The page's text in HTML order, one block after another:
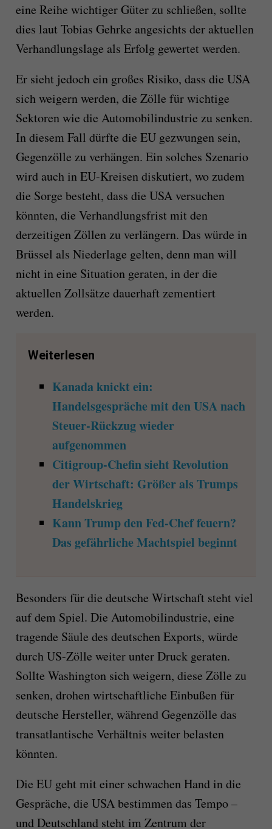
eine Reihe wichtiger Güter zu schließen, sollte
dies laut Tobias Gehrke angesichts der aktuellen
Verhandlungslage als Erfolg gewertet werden.
Er sieht jedoch ein großes Risiko, dass die USA
sich weigern werden, die Zölle für wichtige
Sektoren wie die Automobilindustrie zu senken.
In diesem Fall dürfte die EU gezwungen sein,
Gegenzölle zu verhängen. Ein solches Szenario
wird auch in EU-Kreisen diskutiert, wo zudem
die Sorge besteht, dass die USA versuchen
könnten, die Verhandlungsfrist mit den
derzeitigen Zöllen zu verlängern. Das würde in
Brüssel als Niederlage gelten, denn man will
nicht in eine Situation geraten, in der die
aktuellen Zollsätze dauerhaft zementiert
werden.
Weiterlesen
Kanada knickt ein:
Handelsgespräche mit den USA nach
Steuer-Rückzug wieder
aufgenommen
Citigroup-Chefin sieht Revolution
der Wirtschaft: Größer als Trumps
Handelskrieg
Kann Trump den Fed-Chef feuern?
Das gefährliche Machtspiel beginnt
Besonders für die deutsche Wirtschaft steht viel
auf dem Spiel. Die Automobilindustrie, eine
tragende Säule des deutschen Exports, würde
durch US-Zölle weiter unter Druck geraten.
Sollte Washington sich weigern, diese Zölle zu
senken, drohen wirtschaftliche Einbußen für
deutsche Hersteller, während Gegenzölle das
transatlantische Verhältnis weiter belasten
könnten.
Die EU geht mit einer schwachen Hand in die
Gespräche, die USA bestimmen das Tempo –
und Deutschland steht im Zentrum der